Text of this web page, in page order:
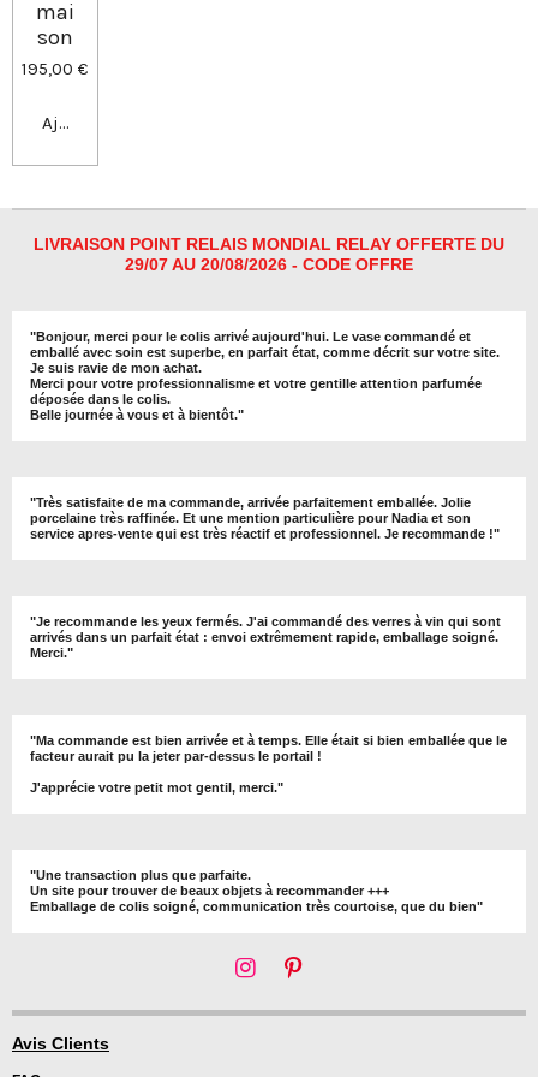
mai
son
195,00 €
Ajouter au panier
LIVRAISON POINT RELAIS MONDIAL RELAY OFFERTE DU
29/07 AU 20/08/2026 - CODE OFFRE
"Bonjour, merci pour le colis arrivé aujourd'hui. Le vase commandé et
emballé avec soin est superbe, en parfait état, comme décrit sur votre site.
Je suis ravie de mon achat.
Merci pour votre professionnalisme et votre gentille attention parfumée
déposée dans le colis.
Belle journée à vous et à bientôt."
"Très satisfaite de ma commande, arrivée parfaitement emballée. Jolie
porcelaine très raffinée. Et une mention particulière pour Nadia et son
service apres-vente qui est très réactif et professionnel. Je recommande !"
"Je recommande les yeux fermés. J'ai commandé des verres à vin qui sont
arrivés dans un parfait état : envoi extrêmement rapide, emballage soigné.
Merci."
"Ma commande est bien arrivée et à temps. Elle était si bien emballée que le
facteur aurait pu la jeter par-dessus le portail !
J'apprécie votre petit mot gentil, merci."
"Une transaction plus que parfaite.
Un site pour trouver de beaux objets à recommander +++
Emballage de colis soigné, communication très courtoise, que du bien"
I
s
P
n
Avis Clients